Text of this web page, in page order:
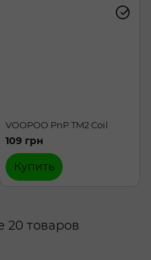
VOOPOO PnP TM2 Coil
109 грн
Купить
20 товаров